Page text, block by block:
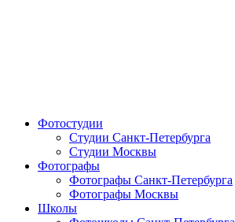
Фотостудии
Студии Санкт-Петербурга
Студии Москвы
Фотографы
Фотографы Санкт-Петербурга
Фотографы Москвы
Школы